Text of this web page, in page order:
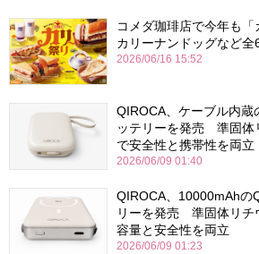
コメダ珈琲店で今年も
カリーナンドッグなど
2026/06/16 15:52
QIROCA、ケーブル内
ッテリーを発売 準固体
で安全性と携帯性を両立
2026/06/09 01:40
QIROCA、10000mAhの
リーを発売 準固体リチ
容量と安全性を両立
2026/06/09 01:23